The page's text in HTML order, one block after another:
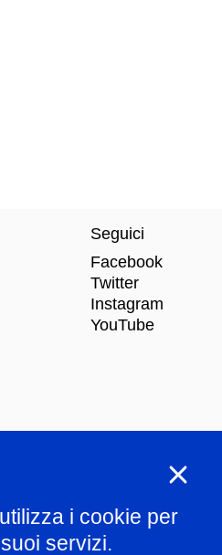
i cookie per
servizi.
Seguici
Facebook
Twitter
Instagram
YouTube
18.00